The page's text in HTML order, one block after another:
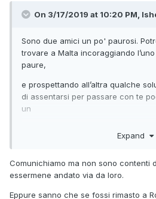
On 3/17/2019 at 10:20 PM,
Sono due amici un po' paurosi.
trovare a Malta incoraggiando
paure,
e prospettando all’altra qualche
di assentarsi per passare con te
un
che loro subiscano un
almeno la prossimità, in mancanza
distanza.
Expand
Comunichiamo ma non sono contenti
essermene andato via da loro.
Eppure sanno che se fossi rimasto a